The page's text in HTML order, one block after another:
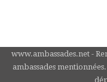
www.ambassades.net -
ambassades